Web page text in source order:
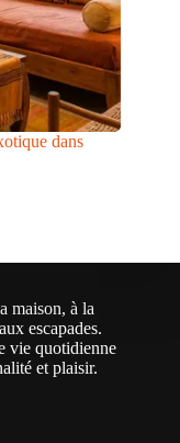
dans
maison, à la
escapades.
vie quotidienne
et plaisir.